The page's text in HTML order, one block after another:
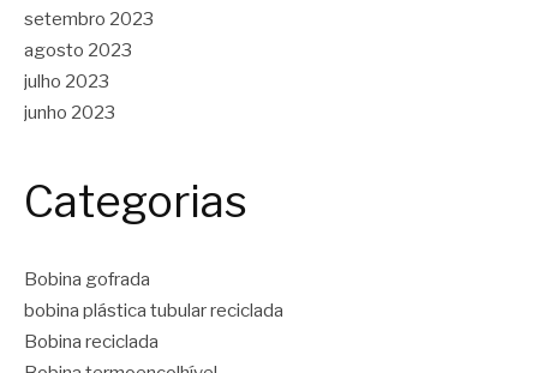
setembro 2023
agosto 2023
julho 2023
junho 2023
Categorias
Bobina gofrada
bobina plástica tubular reciclada
Bobina reciclada